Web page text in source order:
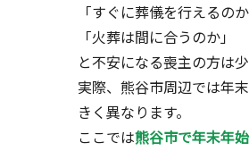
「すぐに葬儀を行えるのか
「火葬は間に合うのか」
と不安になる喪主の方は
実際、熊谷市周辺では年
きく異なります。
ここでは熊谷市で年末年